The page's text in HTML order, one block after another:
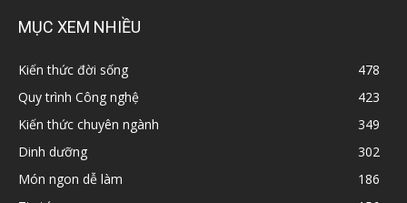
MỤC XEM NHIỀU
Kiến thức đời sống
478
Quy trình Công nghệ
423
Kiến thức chuyên ngành
349
Dinh dưỡng
302
Món ngon dễ làm
186